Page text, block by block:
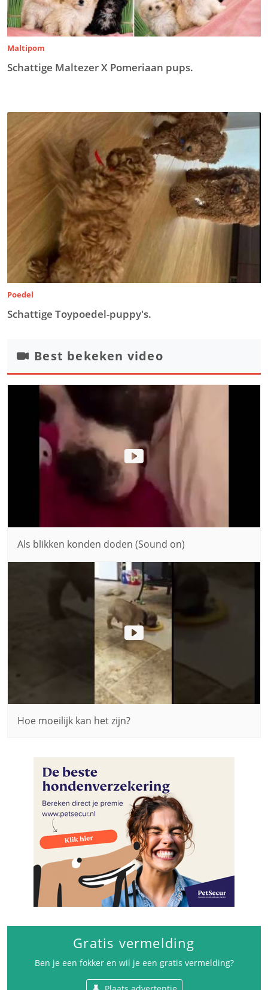
Maltipom
Schattige Maltezer X Pomeriaan pups.
Poedel
Schattige Toypoedel-puppy's.
Best bekeken video
Als blikken konden doden (Sound on)
Hoe moeilijk kan het zijn?
Gratis vermelding
Ben je een fokker en wil je een gratis vermelding?